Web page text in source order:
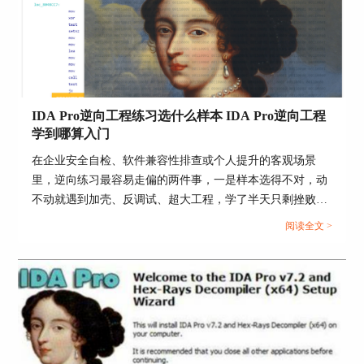
IDA Pro逆向工程练习选什么样本 IDA Pro逆向工程
学到哪算入门
在企业安全自检、软件兼容性排查或个人提升的客观场景
里，逆向练习最容易走偏的两件事，一是样本选得不对，动
不动就遇到加壳、反调试、超大工程，学了半天只剩挫败
感，二是没有一条清晰的入门边界，做了很多零碎操作却说
学到什么程度算入门，用能落地执行的方式拆开说明。...
阅读全文 >